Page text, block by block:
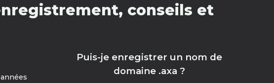
conseils et
Puis-je enregistrer un nom de
domaine .axa ?